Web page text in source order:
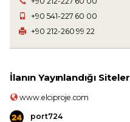
+90 541-227 60 00
+90 212-260 99 22
İlanın Yayınlandığı Siteler
www.elciproje.com
port724